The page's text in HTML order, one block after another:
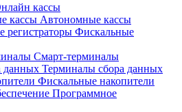
кассы
Автономные кассы
Фискальные
Смарт-терминалы
Терминалы сбора данных
Фискальные накопители
Программное